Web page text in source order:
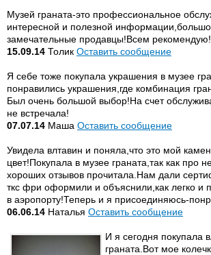
Музей граната-это профессиональное
интересной и полезной
замечательные продавцы!Всем рекомендую!
15.09.14 Толик Оставить сообщение
Я себе тоже покупала украшения в музее
понравились украшения,где комбинация
Был очень большой выбор!На счет
не встречала!
07.07.14 Маша Оставить сообщение
Увидела влтавин и поняла,что это мой
цвет!Покупала в музее граната,так как про
хороших отзывов прочитала.Нам дали
ткс фри оформили и объяснили,как легко и
в аэропорту!Теперь и я присоединяюсь-
06.06.14 Наталья Оставить сообщение
И я сегодня покупала
граната.Вот мое